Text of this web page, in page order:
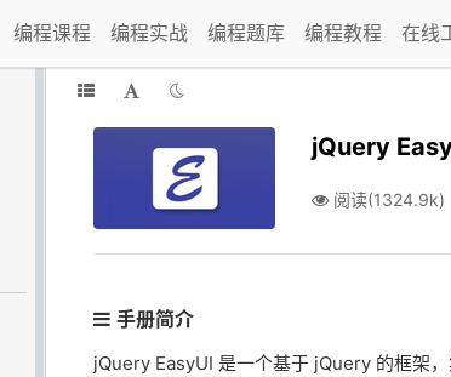
编程课程 编程实战 编程题库 编程教程 在线
jQuery
阅读(1324.9k)
手册简介
jQuery EasyUI 是一个基于 jQuery 的框架，